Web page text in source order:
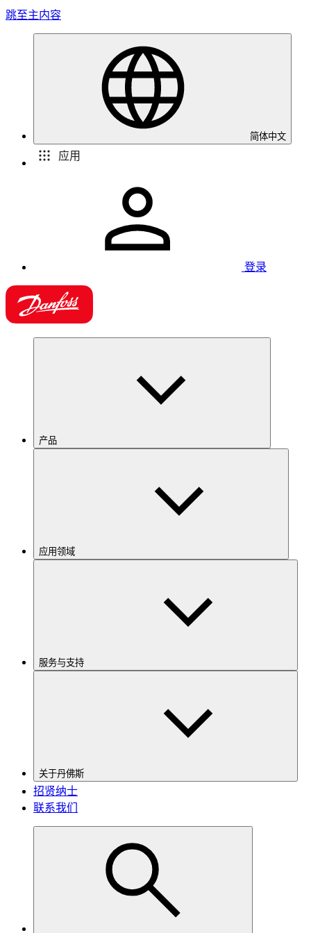
跳至主内容
简体中文
应用
登录
产品
应用领域
服务与支持
关于丹佛斯
招贤纳士
联系我们